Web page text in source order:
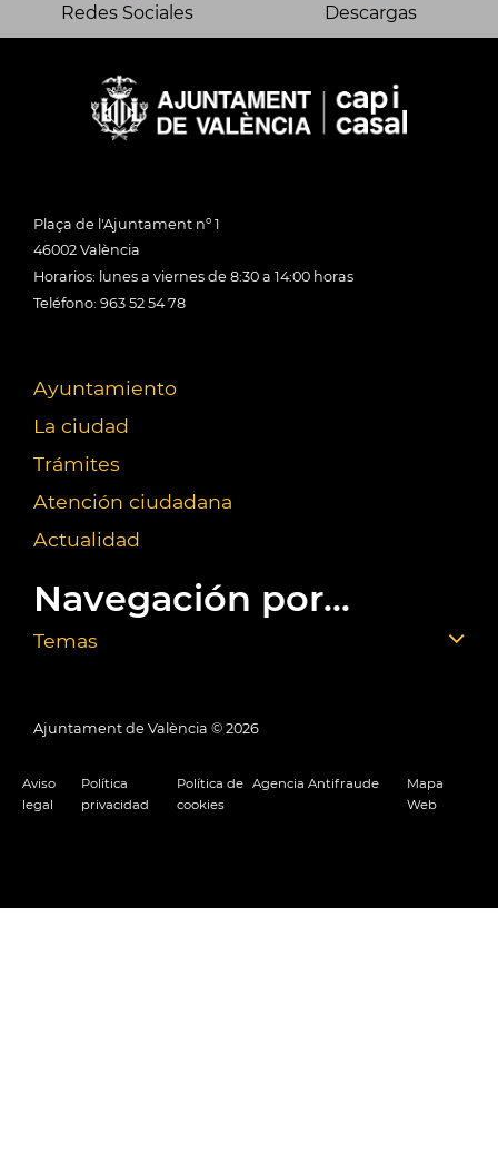
Redes Sociales Descargas
Plaça de l'Ajuntament nº 1
46002 València
Horarios: lunes a viernes de 8:30 a 14:00 horas
Teléfono: 963 52 54 78
Ayuntamiento
La ciudad
Trámites
Atención ciudadana
Actualidad
Navegación por...
Temas
Ajuntament de València © 2026
Aviso
legal
Política
privacidad
Política de
cookies
Agencia Antifraude
Mapa
Web